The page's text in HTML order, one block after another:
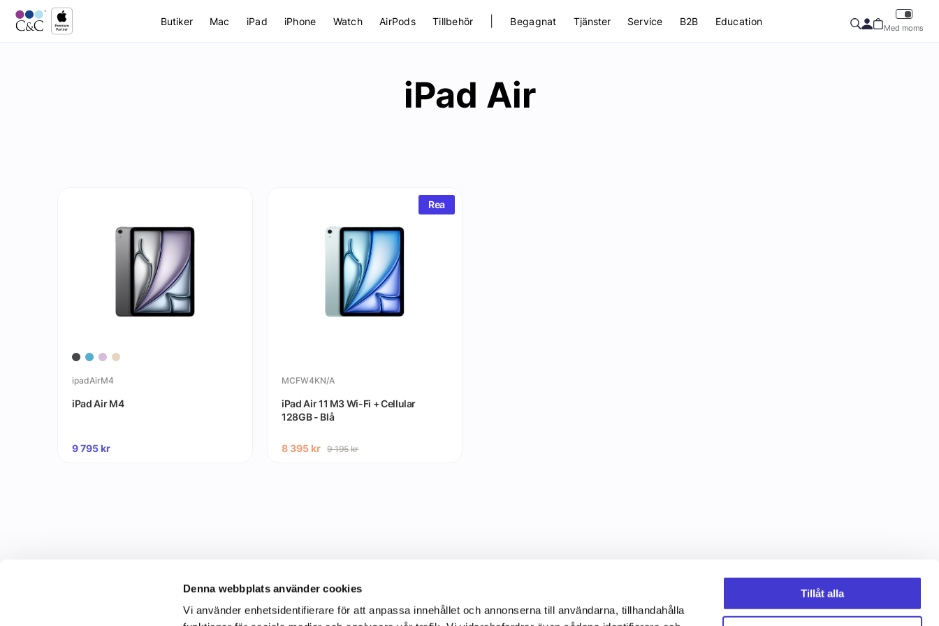
Denna webbplats använder cookies
Vi använder enhetsidentifierare för att anpassa innehållet och annonserna till användarna, tillhandahålla
Tillåt alla
Butiker Mac iPad iPhone Watch AirPods Tillbehör Begagnat Tjänster Service B2B Education
Med moms
iPad Air
ipadAirM4
iPad Air M4
9 795kr
Rea
MCFW4KN/A
iPad Air 11 M3 Wi-Fi + Cellular
128GB - Blå
8 395 kr 9 195kr
C&C Information